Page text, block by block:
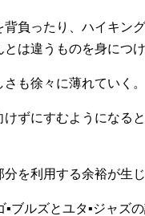
負ったり、ハイキン
は違うものを身につけ
も徐々に薄れていく。
ずにすむようになる
を利用する余裕が生じ
ブルズとユタ▪ジャズ